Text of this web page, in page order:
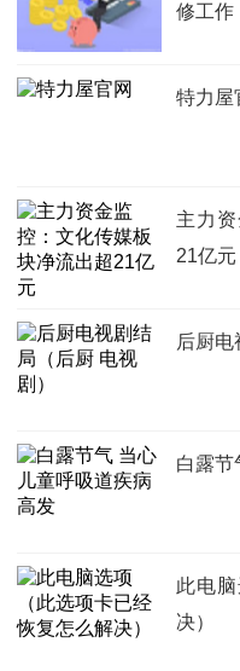
修工作
特力屋
主力
21亿元
后厨电
白露节
此电
决）